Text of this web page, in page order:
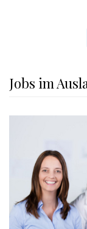
Jobs im